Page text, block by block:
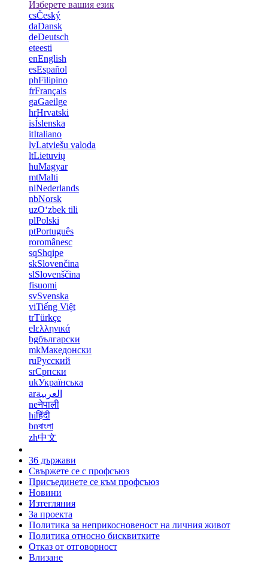
Изберете вашия език
csČeský
daDansk
deDeutsch
eteesti
enEnglish
esEspañol
phFilipino
frFrançais
gaGaeilge
hrHrvatski
isÍslenska
itItaliano
lvLatviešu valoda
ltLietuvių
huMagyar
mtMalti
nlNederlands
nbNorsk
uzOʻzbek tili
plPolski
ptPortuguês
roromânesc
sqShqipe
skSlovenčina
slSlovenščina
fisuomi
svSvenska
viTiếng Việt
trTürkçe
elελληνικά
bgбългарски
mkМакедонски
ruРусский
srСрпски
ukУкраїнська
arالعربية
neनेपाली
hiहिंदी
bnবাংলা
zh中文
36 държави
Свържете се с профсъюз
Присъединете се към профсъюз
Новини
Изтегляния
За проекта
Политика за неприкосновеност на личния живот
Политика относно бисквитките
Отказ от отговорност
Влизане